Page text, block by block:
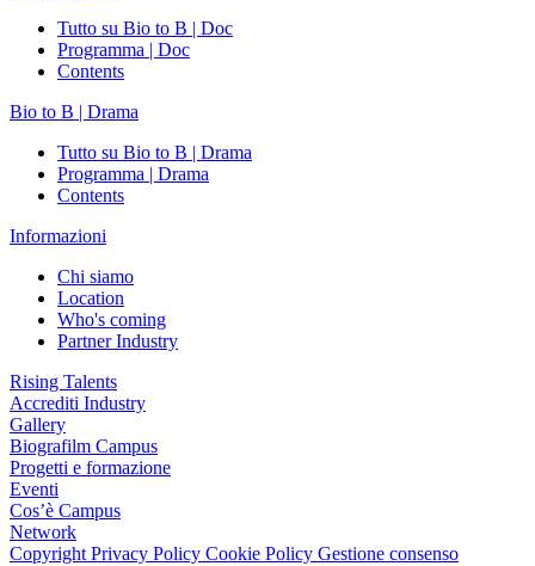
Tutto su Bio to B | Doc
Programma | Doc
Contents
Bio to B | Drama
Tutto su Bio to B | Drama
Programma | Drama
Contents
Informazioni
Chi siamo
Location
Who's coming
Partner Industry
Rising Talents
Accrediti Industry
Gallery
Biografilm Campus
Progetti e formazione
Eventi
Cos’è Campus
Network
Copyright Privacy Policy Cookie Policy Gestione consenso